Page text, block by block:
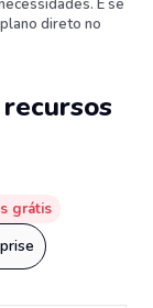
E se
direto no
grátis